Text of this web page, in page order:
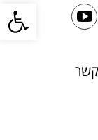
פתח
YouTube
קשר